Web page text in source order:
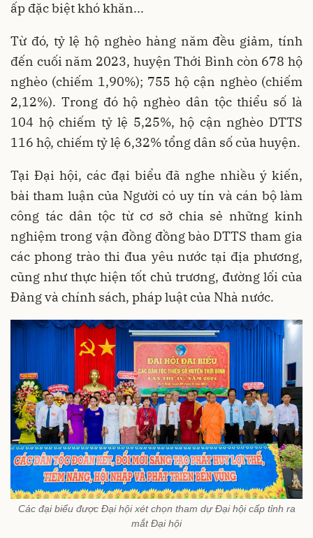
ấp đặc biệt khó khăn...
Từ đó, tỷ lệ hộ nghèo hàng năm đều giảm, tính
đến cuối năm 2023, huyện Thới Bình còn 678 hộ
nghèo (chiếm 1,90%); 755 hộ cận nghèo (chiếm
2,12%). Trong đó hộ nghèo dân tộc thiểu số là
104 hộ chiếm tỷ lệ 5,25%, hộ cận nghèo DTTS
116 hộ, chiếm tỷ lệ 6,32% tổng dân số của huyện.
Tại Đại hội, các đại biểu đã nghe nhiều ý kiến,
bài tham luận của Người có uy tín và cán bộ làm
công tác dân tộc từ cơ sở chia sẻ những kinh
nghiệm trong vận đồng đồng bào DTTS tham gia
các phong trào thi đua yêu nước tại địa phương,
cũng như thực hiện tốt chủ trương, đường lối của
Đảng và chính sách, pháp luật của Nhà nước.
Các đại biểu được Đại hội xét chọn tham dự Đại hội cấp tỉnh ra
mắt Đại hội